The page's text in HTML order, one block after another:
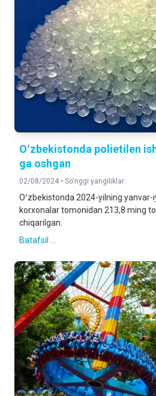
Oʻzbekistonda polietilen
ga oshgan
02/08/2024 • So'nggi yangiliklar
Oʻzbekistonda 2024-yilning yanvar-
korxonalar tomonidan 213,8 ming
chiqarilgan.
Batafsil ...